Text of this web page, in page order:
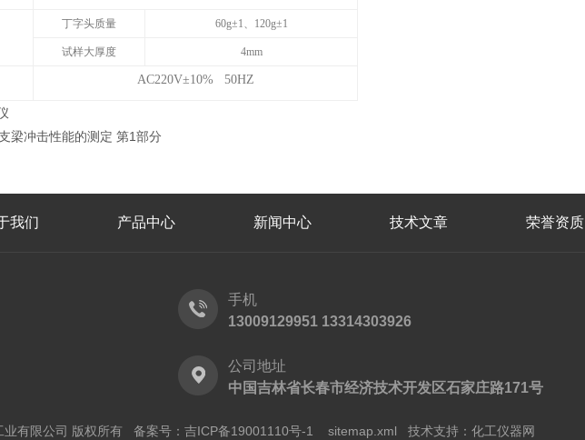
丁字头质量 60g±1、120g±1
试样大厚度 4mm
AC220V±10% 50HZ
梁冲击性能的测定 第1部分
我们 产品中心 新闻中心 技术文章 荣誉资质
手机
13009129951 13314303926
公司地址
中国吉林省长春市经济技术开发区石家庄路171号
业有限公司 版权所有 备案号：吉ICP备19001110号-1 sitemap.xml 技术支持： 化工仪器网